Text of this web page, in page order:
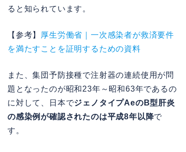
ると知られています。
【参考】
厚生労働省｜一次感染者が救済要件
を満たすことを証明するための資料
また、集団予防接種で注射器の連続使用が問
題となったのが昭和23年～昭和63年であるの
に対して、日本でジェノタイプAeのB型肝炎
の感染例が確認されたのは平成8年以降で
す。